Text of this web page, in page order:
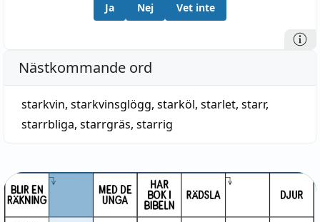
Ja Nej Vet inte
Nästkommande ord
starkvin, starkvinsglögg, starköl, starlet, starr,
starrbliga, starrgräs, starrig